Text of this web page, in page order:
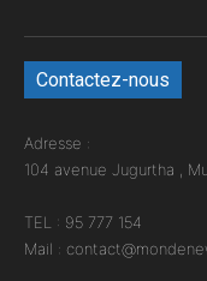
Contactez-nous
Adresse :
104 avenue Jugurtha ,
TEL : 95 777 154
Mail :